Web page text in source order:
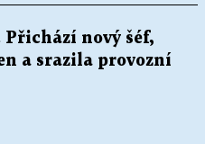
Přichází nový šéf,
a srazila provozní